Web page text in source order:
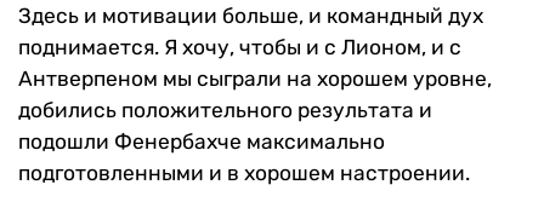
Здесь и мотивации больше, и командный дух
поднимается. Я хочу, чтобы и с Лионом, и с
Антверпеном мы сыграли на хорошем уровне,
добились положительного результата и
подошли Фенербахче максимально
подготовленными и в хорошем настроении.